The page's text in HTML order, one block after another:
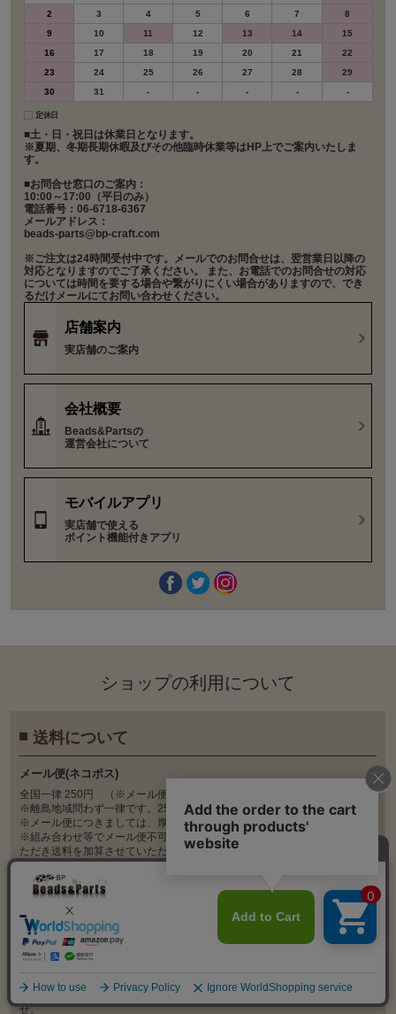
2
3 4 5 6 7
8
9
10 11 12 13 14
15
16
17 18 19 20 21
22
23
24 25 26 27 28
29
30
31 - - - - -
定休日
■土・日・祝日は休業日となります。
※夏期、冬期長期休暇及びその他臨時休業等はHP上でご案内いたしま
す。
■お問合せ窓口のご案内：
10:00～17:00（平日のみ）
電話番号：06-6718-6367
メールアドレス：
beads-parts@bp-craft.com
※ご注文は24時間受付中です。メールでのお問合せは、翌営業日以降の
対応となりますのでご了承ください。 また、お電話でのお問合せの対応
については時間を要する場合や繋がりにくい場合がありますので、でき
るだけメールにてお問い合わせください。
店舗案内
実店舗のご案内
会社概要
Beads&Partsの
運営会社について
モバイルアプリ
実店舗で使える
ポイント機能付きアプリ
ショップの利⽤について
送料について
メール便(ネコポス)
全国一律 250円 （※メール便不可商品を除く）
※離島地域問わず一律です。2500円以上購入で送料無料。
※メール便につきましては、厚み 3cm以下・重量1kgまでとなります。
※組み合わせ等でメール便不可となった場合は、宅配便にご変更させてい
ただき送料を加算させていただきます。
※メール便配送で紛失や破損された場合商品保証はできませんのでご了承
ください。
北海道、沖縄本島 - 730円 ただし5000円以上購入で送料無料
本州、四国、九州 - 480円 ただし4000円以上購入で送料無料
離島 - 別途お見積り
※代引きの場合上記料金に代引き手数料330円(税込)がかかります。
※返送･転送時の往復送料はお客様ご負担となります。予めご了承下さいま
せ。